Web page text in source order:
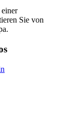
Sie von